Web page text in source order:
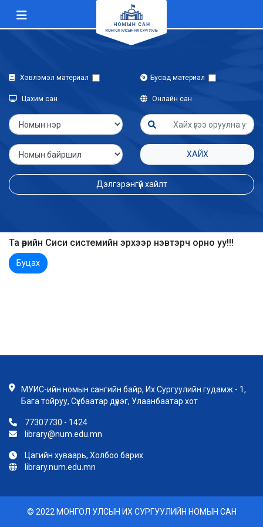
Хэвлэмэл материал Бусад материал
Цахим сан Онлайн сан
ХАЙХ
Дэлгэрэнгүй хайлт
Та өөрийн Сиси системийн эрхээр нэвтэрч орно уу!!!
Буцах
МУИС-ийн номын сангийн байр, Их Сургуулийн гудамж - 1,
Бага тойруу, Сүхбаатар дүүрэг, Улаанбаатар хот
77307730 - 1424
library@num.edu.mn
Цагийн хуваарь, Холбоо барих
library.num.edu.mn
© 2022 МОНГОЛ УЛСЫН ИХ СУРГУУЛИЙН НОМЫН САН